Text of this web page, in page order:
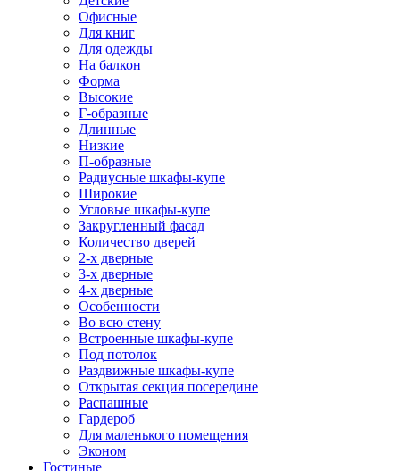
Офисные
Для книг
Для одежды
На балкон
Форма
Высокие
Г-образные
Длинные
Низкие
П-образные
Радиусные шкафы-купе
Широкие
Угловые шкафы-купе
Закругленный фасад
Количество дверей
2-х дверные
3-х дверные
4-х дверные
Особенности
Во всю стену
Встроенные шкафы-купе
Под потолок
Раздвижные шкафы-купе
Открытая секция посередине
Распашные
Гардероб
Для маленького помещения
Эконом
Гостиные